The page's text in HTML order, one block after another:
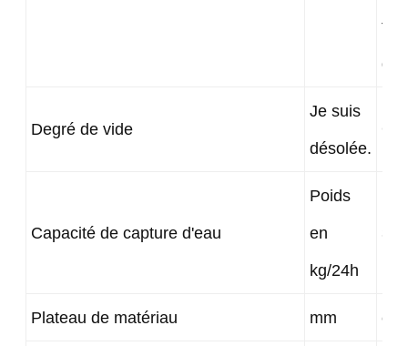
de
Degré de vide
Je suis
désolée.
< 5
Capacité de capture d'eau
Poids
en
kg/24h
Plateau de matériau mm